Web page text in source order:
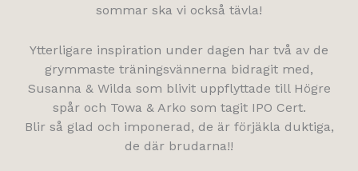
sommar ska vi också tävla!
Ytterligare inspiration under dagen har två av de
grymmaste träningsvännerna bidragit med,
Susanna & Wilda som blivit uppflyttade till Högre
spår och Towa & Arko som tagit IPO Cert.
Blir så glad och imponerad, de är förjäkla duktiga,
de där brudarna!!